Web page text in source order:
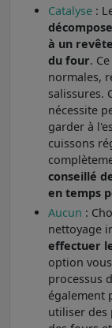
Catalyse :
à un
du four.
normales,
salissures.
nécessite
garder à
cuissons
conseillé
en temps
Aucun :
nettoyage
effectuer
option
processus
également
utiliser des